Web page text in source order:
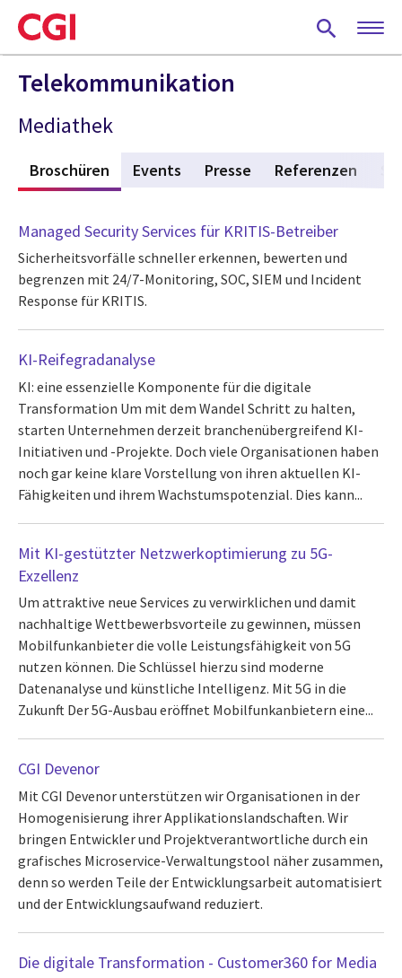
Skip
to
main
content
Telekommunikation
Mediathek
Broschüren (active tab)
Events Presse Referenzen
Managed Security Services für KRITIS-Betreiber
Sicherheitsvorfälle schneller erkennen, bewerten und
begrenzen mit 24/7-Monitoring, SOC, SIEM und Incident
Response für KRITIS.
KI-Reifegradanalyse
KI: eine essenzielle Komponente für die digitale
Transformation Um mit dem Wandel Schritt zu halten,
starten Unternehmen derzeit branchenübergreifend KI-
Initiativen und -Projekte. Doch viele Organisationen haben
noch gar keine klare Vorstellung von ihren aktuellen KI-
Fähigkeiten und ihrem Wachstumspotenzial. Dies kann...
Mit KI-gestützter Netzwerkoptimierung zu 5G-
Exzellenz
Um attraktive neue Services zu verwirklichen und damit
nachhaltige Wettbewerbsvorteile zu gewinnen, müssen
Mobilfunkanbieter die volle Leistungsfähigkeit von 5G
nutzen können. Die Schlüssel hierzu sind moderne
Datenanalyse und künstliche Intelligenz. Mit 5G in die
Zukunft Der 5G-Ausbau eröffnet Mobilfunkanbietern eine...
CGI Devenor
Mit CGI Devenor unterstützen wir Organisationen in der
Homogenisierung ihrer Applikationslandschaften. Wir
bringen Entwickler und Projektverantwortliche durch ein
grafisches Microservice-Verwaltungstool näher zusammen,
denn so werden Teile der Entwicklungsarbeit automatisiert
und der Entwicklungsaufwand reduziert.
Die digitale Transformation - Customer360 for Media